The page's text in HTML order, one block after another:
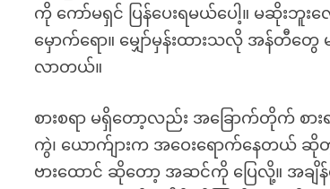
ကို ကော်မရှင် ပြန်ပေးရမယ်ပေါ့။ မဆိုးဘူ
မှောက်ရော။ မျှော်မှန်းထားသလို အန်တီတွ
လာတယ်။
စားစရာ မရှိတော့လည်း အခြောက်တိုက်
ကွဲ၊ ယောက်ျားက အဝေးရောက်နေတယ်
ဗားထောင် ဆိုတော့ အဆင်ကို ပြေလို့။